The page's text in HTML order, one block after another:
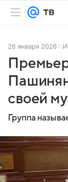
26 января 2026
своей
Группа